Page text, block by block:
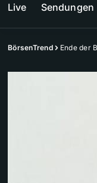
Live Sendungen
BörsenTrend Ende der